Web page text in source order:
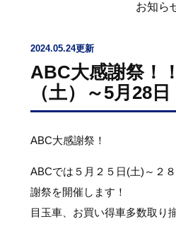
お知ら
2024.05.24更新
ABC大感謝祭！
（土）～5月28日
ABC大感謝祭！
ABCでは５月２５日(土)～２
謝祭を開催します！
目玉車、お買い得車多数取り